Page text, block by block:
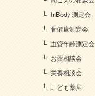
InBody 測定会
骨健康測定会
血管年齢測定会
お薬相談会
栄養相談会
こども薬局